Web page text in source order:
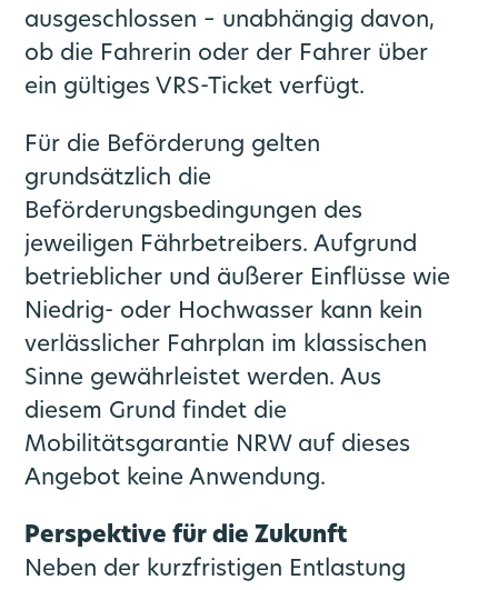
ausgeschlossen – unabhängig davon,
ob die Fahrerin oder der Fahrer über
ein gültiges VRS-Ticket verfügt.
Für die Beförderung gelten
grundsätzlich die
Beförderungsbedingungen des
jeweiligen Fährbetreibers. Aufgrund
betrieblicher und äußerer Einflüsse wie
Niedrig- oder Hochwasser kann kein
verlässlicher Fahrplan im klassischen
Sinne gewährleistet werden. Aus
diesem Grund findet die
Mobilitätsgarantie NRW auf dieses
Angebot keine Anwendung.
Perspektive für die Zukunft
Neben der kurzfristigen Entlastung